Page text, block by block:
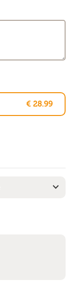
€ 28.99
expand_more